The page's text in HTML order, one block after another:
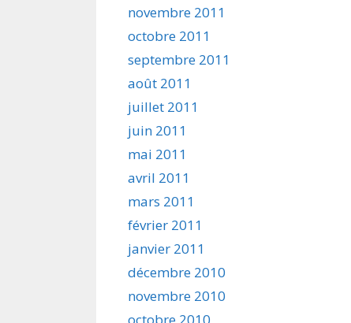
novembre 2011
octobre 2011
septembre 2011
août 2011
juillet 2011
juin 2011
mai 2011
avril 2011
mars 2011
février 2011
janvier 2011
décembre 2010
novembre 2010